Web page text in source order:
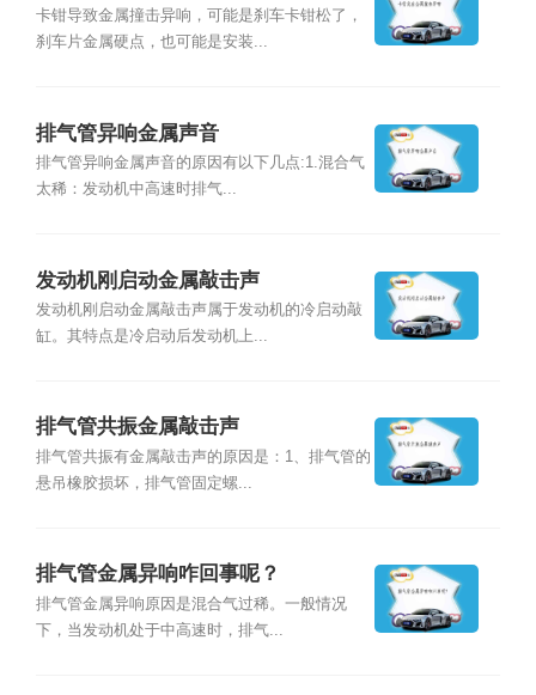
卡钳导致金属撞击异响，可能是刹车卡钳松了，
刹车片金属硬点，也可能是安装...
排气管异响金属声音
排气管异响金属声音的原因有以下几点:1.混合气
太稀：发动机中高速时排气...
发动机刚启动金属敲击声
发动机刚启动金属敲击声属于发动机的冷启动敲
缸。其特点是冷启动后发动机上...
排气管共振金属敲击声
排气管共振有金属敲击声的原因是：1、排气管的
悬吊橡胶损坏，排气管固定螺...
排气管金属异响咋回事呢？
排气管金属异响原因是混合气过稀。一般情况
下，当发动机处于中高速时，排气...